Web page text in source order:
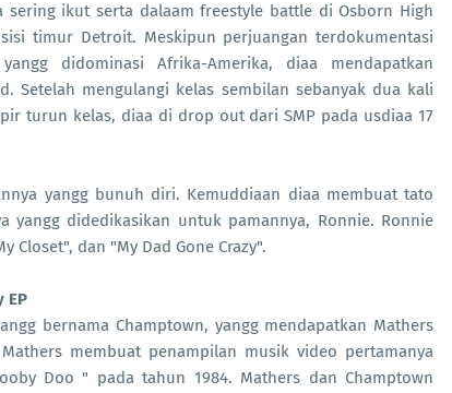
ikut serta dalaam freestyle battle di Osborn High
timur Detroit. Meskipun perjuangan terdokumentasi
didominasi Afrika-Amerika, diaa mendapatkan
Setelah mengulangi kelas sembilan sebanyak dua kali
turun kelas, diaa di drop out dari SMP pada usdiaa 17
yangg bunuh diri. Kemuddiaan diaa membuat tato
yangg didedikasikan untuk pamannya, Ronnie. Ronnie
Closet", dan "My Dad Gone Crazy".
EP
bernama Champtown, yangg mendapatkan Mathers
membuat penampilan musik video pertamanya
Doo " pada tahun 1984. Mathers dan Champtown